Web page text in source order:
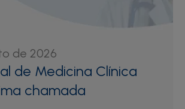
de 2026
de Medicina Clínica
chamada